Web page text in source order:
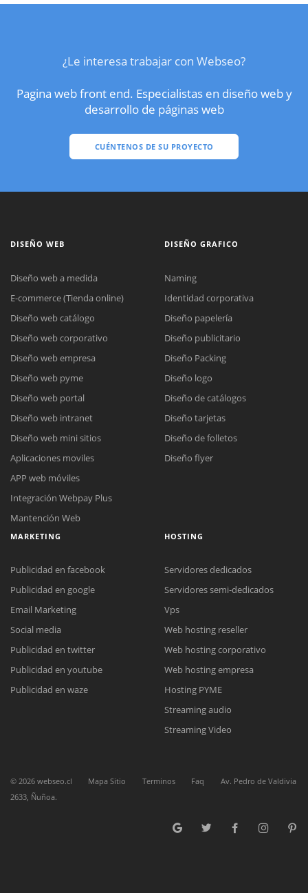
¿Le interesa trabajar con Webseo?
Pagina web front end. Especialistas en diseño web y
desarrollo de páginas web
CUÉNTENOS DE SU PROYECTO
Reunión online
Nuestros ejecutivos le enviarán un correo electrónico con el enlace a
Meet para la reunión online.
Cotización
Complete el formulario y nos contactaremos a la brevedad.
Chat Online
para enviarnos un correo electrónico con sus datos personales.
DISEÑO WEB
Diseño web a medida
E-commerce (Tienda online)
Diseño web catálogo
Diseño web corporativo
Diseño web empresa
Diseño web pyme
Diseño web portal
Diseño web intranet
Diseño web mini sitios
Aplicaciones moviles
APP web móviles
Integración Webpay Plus
Mantención Web
DISEÑO GRAFICO
Naming
Identidad corporativa
Diseño papelería
Diseño publicitario
Diseño Packing
Diseño logo
Diseño de catálogos
Diseño tarjetas
Diseño de folletos
Diseño flyer
MARKETING
Publicidad en facebook
Publicidad en google
Email Marketing
Social media
Publicidad en twitter
Publicidad en youtube
Publicidad en waze
HOSTING
Servidores dedicados
Servidores semi-dedicados
Vps
Web hosting reseller
Web hosting corporativo
Web hosting empresa
Hosting PYME
Streaming audio
Streaming Video
© 2026 webseo.cl Mapa Sitio Terminos Faq
Av. Pedro de Valdivia
2633, Ñuñoa.